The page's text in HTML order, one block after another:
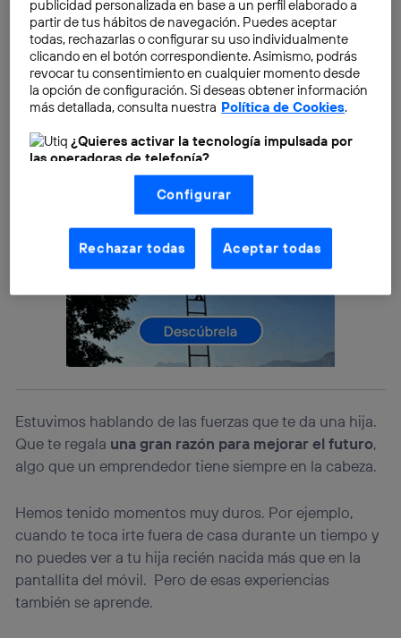
apasionantes, duros, felices, cansados e increíbles
que jamás haya vivido.
Estuvimos hablando de las fuerzas que te da una hija.
Que te regala una gran razón para mejorar el futuro,
algo que un emprendedor tiene siempre en la cabeza.
Hemos tenido momentos muy duros. Por ejemplo,
cuando te toca irte fuera de casa durante un tiempo y
no puedes ver a tu hija recién nacida más que en la
pantallita del móvil. Pero de esas experiencias
también se aprende.
publicidad personalizada en base a un perfil elaborado a
partir de tus hábitos de navegación. Puedes aceptar
todas, rechazarlas o configurar su uso individualmente
clicando en el botón correspondiente. Asimismo, podrás
revocar tu consentimiento en cualquier momento desde
la opción de configuración. Si deseas obtener información
más detallada, consulta nuestra Política de Cookies.
¿Quieres activar la tecnología impulsada por
las operadoras de telefonía?
Nosotros, Telefónica S.A., utilizamos la tecnología Utiq para
realizar nuestras acciones de marketing digital o análisis
(como se describe en este aviso de consentimiento)
basadas en tu navegación en nuestra(s) web(s)
aquí(solo cuando utilizas una conexión a
internet habilitada , proporcionada por una de las
operadoras de telefonía participantes, y otorgas tu
La tecnología Utiq está diseñada con la privacidad como
prioridad ofreciéndote elección y control.
La tecnología utiliza un identificador cifrado creado por tu
operadora de telefonía, utilizando tu dirección IP y otra
información de la cuenta de cliente de
(p. ej., número de teléfono móvil).
Este identificador se asigna a la conexión de internet, por
lo que cualquier persona que conecte su dispositivo y
consienta el uso de la tecnología recibirá el mismo
Si utilizas unaconexión de banda ancha (p. ej., Wi-Fi),
el marketing o análisis se realizará en función de las
actividades de navegación de los miembros del hogar
que hayan dado su consentimiento.
Si utilizas
datos móviles
personalizado, ya que se basará únicamente en la
Configurar
Rechazar todas Aceptar todas